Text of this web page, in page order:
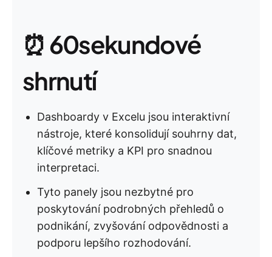
⏰ 60sekundové
shrnutí
Dashboardy v Excelu jsou interaktivní
nástroje, které konsolidují souhrny dat,
klíčové metriky a KPI pro snadnou
interpretaci.
Tyto panely jsou nezbytné pro
poskytování podrobných přehledů o
podnikání, zvyšování odpovědnosti a
podporu lepšího rozhodování.